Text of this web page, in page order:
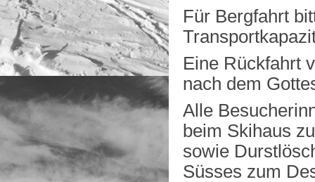
Für Bergfahrt
Eine Rückfahrt
nach dem
Alle
beim Skihaus
sowie
Süsses zum